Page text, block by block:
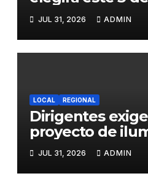
representantes
de Seguridad y
Trabajo
JUL 31, 2026 ADMIN
LOCAL REGIONAL
Dirigentes
proyecto de
salida a Puno y
demora que
conductores
JUL 31, 2026 ADMIN